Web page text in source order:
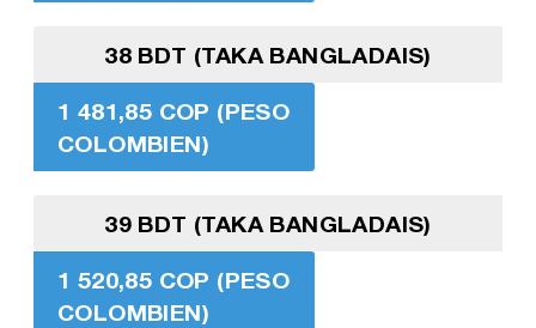
38 BDT (TAKA BANGLADAIS)
1 481,85 COP (PESO
COLOMBIEN)
39 BDT (TAKA BANGLADAIS)
1 520,85 COP (PESO
COLOMBIEN)